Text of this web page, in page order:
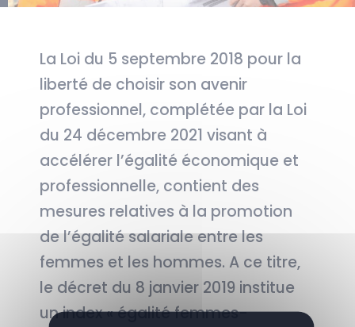
La Loi du 5 septembre 2018 pour la
liberté de choisir son avenir
professionnel, complétée par la Loi
du 24 décembre 2021 visant à
accélérer l’égalité économique et
professionnelle, contient des
mesures relatives à la promotion
de l’égalité salariale entre les
femmes et les hommes. A ce titre,
le décret du 8 janvier 2019 institue
un index « égalité femmes-